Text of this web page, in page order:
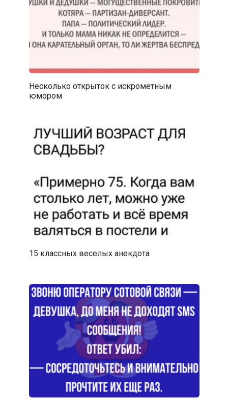
Несколько открыток с искрометным
юмором
15 классных веселых анекдота